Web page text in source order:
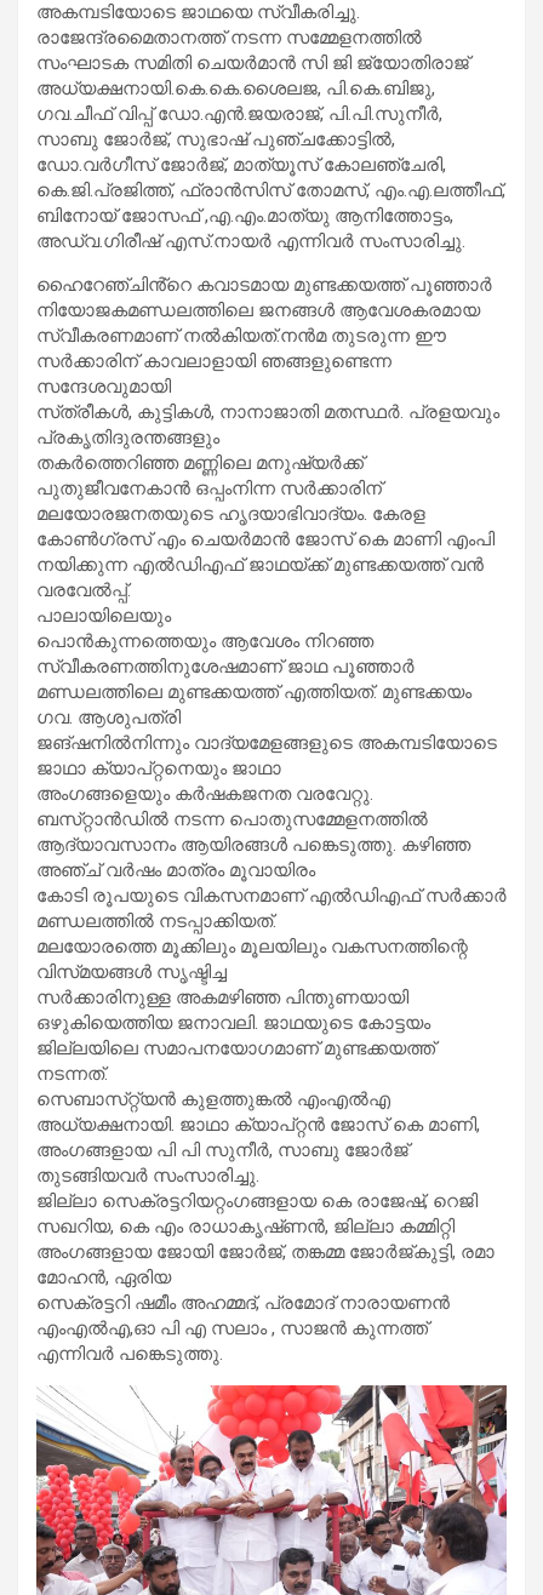
അകമ്പടിയോടെ ജാഥയെ സ്വീകരിച്ചു.
രാജേന്ദ്രമൈതാനത്ത് നടന്ന സമ്മേളനത്തിൽ
സംഘാടക സമിതി ചെയർമാൻ സി ജി ജ്യോതിരാജ്
അധ്യക്ഷനായി.കെ.കെ.ശൈലജ, പി.കെ.ബിജു,
ഗവ.ചീഫ് വിപ്പ് ഡോ.എൻ.ജയരാജ്, പി.പി.സുനീർ,
സാബു ജോർജ്, സുഭാഷ് പുഞ്ചക്കോട്ടിൽ,
ഡോ.വർഗീസ് ജോർജ്, മാത്യൂസ് കോലഞ്ചേരി,
കെ.ജി.പ്രജിത്ത്, ഫ്രാൻസിസ് തോമസ്, എം.എ.ലത്തീഫ്,
ബിനോയ് ജോസഫ് ,എ.എം.മാത്യു ആനിത്തോട്ടം,
അഡ്വ.ഗിരീഷ് എസ്.നായർ എന്നിവർ സംസാരിച്ചു.
ഹൈറേഞ്ചിൻ്റെ കവാടമായ മുണ്ടക്കയത്ത് പൂഞ്ഞാർ
നിയോജകമണ്ഡലത്തിലെ ജനങ്ങൾ ആവേശകരമായ
സ്വീകരണമാണ് നൽകിയത്.നൻമ തുടരുന്ന ഇ‍ൗ
സർക്കാരിന്‌ കാവലാളായി ഞങ്ങളുണ്ടെന്ന
സന്ദേശവുമായി
സ്‌ത്രീകൾ, കുട്ടികൾ, നാനാജാതി മതസ്ഥർ. പ്രളയവും
പ്രകൃതിദുരന്തങ്ങളും
തകർത്തെറിഞ്ഞ മണ്ണിലെ മനുഷ്യർക്ക്‌
പുതുജീവനേകാൻ ഒപ്പംനിന്ന സർക്കാരിന്‌
മലയോരജനതയുടെ ഹൃദയാഭിവാദ്യം. കേരള
കോൺഗ്രസ്‌ എം ചെയർമാൻ ജോസ് കെ മാണി എംപി
നയിക്കുന്ന എൽഡിഎഫ് ജാഥയ്ക്ക് മുണ്ടക്കയത്ത് വൻ
വരവേൽപ്പ്‌.
പാലായിലെയും
പൊൻകുന്നത്തെയും ആവേശം നിറഞ്ഞ
സ്വീകരണത്തിനുശേഷമാണ്‌ ജാഥ പൂഞ്ഞാർ
മണ്ഡലത്തിലെ മുണ്ടക്കയത്ത്‌ എത്തിയത്‌. മുണ്ടക്കയം
ഗവ. ആശുപത്രി
ജങ്‌ഷനിൽനിന്നും വാദ്യമേളങ്ങളുടെ അകമ്പടിയോടെ
ജാഥാ ക്യാപ്‌റ്റനെയും ജാഥാ
അംഗങ്ങളെയും കർഷകജനത വരവേറ്റു.
ബസ്‌റ്റാൻഡിൽ നടന്ന പൊതുസമ്മേളനത്തിൽ
ആദ്യാവസാനം ആയിരങ്ങൾ പങ്കെടുത്തു. കഴിഞ്ഞ
അഞ്ച്‌ വർഷം മാത്രം മ‍ൂവായിരം
കോടി രൂപയുടെ വികസനമാണ്‌ എൽഡിഎഫ്‌ സർക്കാർ
മണ്ഡലത്തിൽ നടപ്പാക്കിയത്‌.
മലയോരത്തെ മൂക്കിലും മൂലയിലും വകസനത്തിന്റെ
വിസ്‌മയങ്ങൾ സൃഷ്ടിച്ച
സർക്കാരിനുള്ള അകമഴിഞ്ഞ പിന്തുണയായി
ഒഴുകിയെത്തിയ ജനാവലി. ജാഥയുടെ കോട്ടയം
ജില്ലയിലെ സമാപനയോഗമാണ്‌ മുണ്ടക്കയത്ത്‌
നടന്നത്‌.
സെബാസ്‌റ്റ്യൻ കുളത്തുങ്കൽ എംഎൽഎ
അധ്യക്ഷനായി. ജാഥാ ക്യാപ്‌റ്റൻ ജോസ്‌ കെ മാണി,
അംഗങ്ങളായ പി പി സുനീർ, സാബു ജോർജ്‌
തുടങ്ങിയവർ സംസാരിച്ചു.
ജില്ലാ സെക്രട്ടറിയറ്റംഗങ്ങളായ കെ രാജേഷ്‌, റെജി
സഖറിയ, കെ എം രാധാകൃഷ്‌ണൻ, ജില്ലാ കമ്മിറ്റി
അംഗങ്ങളായ ജോയി ജോർജ്, തങ്കമ്മ ജോർജ്‌കുട്ടി, രമാ
മോഹൻ, ഏരിയ
സെക്രട്ടറി ഷമീം അഹമ്മദ്‌, പ്രമോദ്‌ നാരായണൻ
എംഎൽഎ,ഓ പി എ സലാം , സാജൻ കുന്നത്ത്‌
എന്നിവർ പങ്കെടുത്തു.